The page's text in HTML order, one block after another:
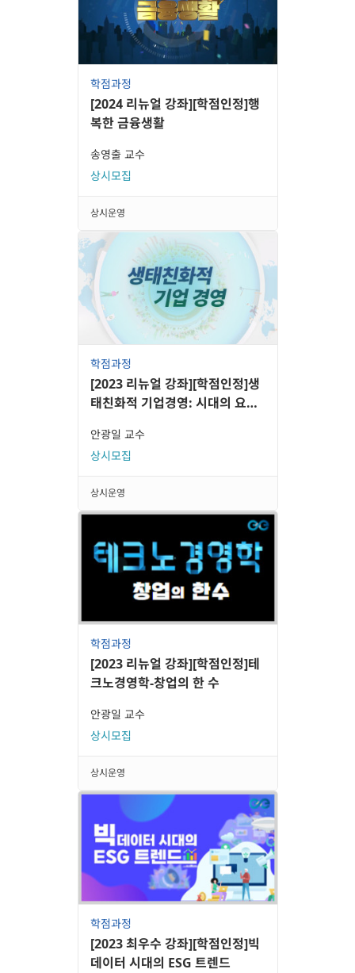
학점과정
[2024 리뉴얼 강좌][학점인정]행
복한 금융생활
송영출 교수
상시모집
상시운영
학점과정
[2023 리뉴얼 강좌][학점인정]생
태친화적 기업경영: 시대의 요청
안광일 교수
상시모집
상시운영
학점과정
[2023 리뉴얼 강좌][학점인정]테
크노경영학-창업의 한 수
안광일 교수
상시모집
상시운영
학점과정
[2023 최우수 강좌][학점인정]빅
데이터 시대의 ESG 트렌드